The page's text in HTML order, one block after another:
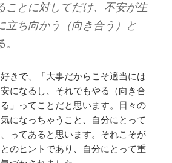
ことに対してだけ、不安が生
立ち向かう（向き合う）と
きで、「大事だからこそ適当には
になるし、それでもやる（向き合
」ってことだと思います。日々の
になっちゃうこと、自分にとって
ってあると思います。それこそが
のヒントであり、自分にとって重